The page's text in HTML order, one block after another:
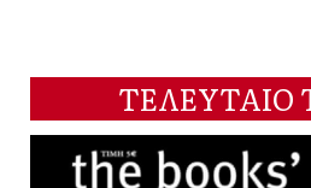
ΤΕΛΕΥΤΑΙΟ